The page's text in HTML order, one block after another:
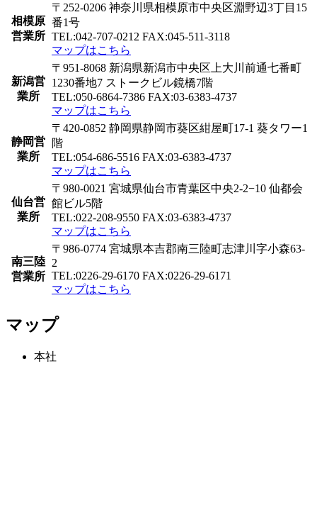
相模原
営業所
〒252-0206 神奈川県相模原市中央区淵野辺3丁目15
番1号
TEL:042-707-0212 FAX:045-511-3118
マップはこちら
新潟営
業所
〒951-8068 新潟県新潟市中央区上大川前通七番町
1230番地7 ストークビル鏡橋7階
TEL:050-6864-7386 FAX:03-6383-4737
マップはこちら
静岡営
業所
〒420-0852 静岡県静岡市葵区紺屋町17-1 葵タワー1
階
TEL:054-686-5516 FAX:03-6383-4737
マップはこちら
仙台営
業所
〒980-0021 宮城県仙台市青葉区中央2-2−10 仙都会
館ビル5階
TEL:022-208-9550 FAX:03-6383-4737
マップはこちら
南三陸
営業所
〒986-0774 宮城県本吉郡南三陸町志津川字小森63-
2
TEL:0226-29-6170 FAX:0226-29-6171
マップはこちら
マップ
本社